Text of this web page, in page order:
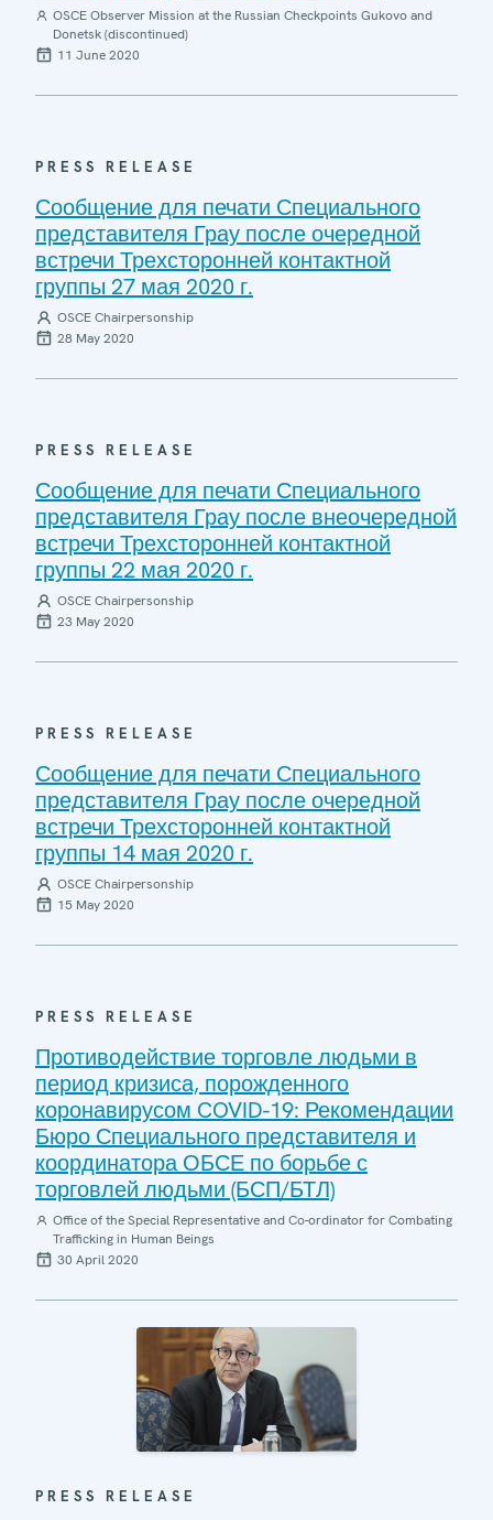
OSCE Observer Mission at the Russian Checkpoints Gukovo and
Donetsk (discontinued)
11 June 2020
PRESS RELEASE
Сообщение для печати Специального
представителя Грау после очередной
встречи Трехсторонней контактной
группы 27 мая 2020 г.
OSCE Chairpersonship
28 May 2020
PRESS RELEASE
Сообщение для печати Специального
представителя Грау после внеочередной
встречи Трехсторонней контактной
группы 22 мая 2020 г.
OSCE Chairpersonship
23 May 2020
PRESS RELEASE
Сообщение для печати Специального
представителя Грау после очередной
встречи Трехсторонней контактной
группы 14 мая 2020 г.
OSCE Chairpersonship
15 May 2020
PRESS RELEASE
Противодействие торговле людьми в
период кризиса, порожденного
коронавирусом COVID-19: Рекомендации
Бюро Специального представителя и
координатора ОБСЕ по борьбе с
торговлей людьми (БСП/БТЛ)
Office of the Special Representative and Co-ordinator for Combating
Trafficking in Human Beings
30 April 2020
PRESS RELEASE